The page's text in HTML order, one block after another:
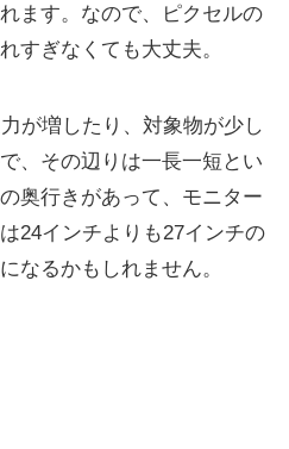
ます。なので、ピクセルの
すぎなくても大丈夫。
が増したり、対象物が少し
、その辺りは一長一短とい
奥行きがあって、モニター
24インチよりも27インチの
なるかもしれません。